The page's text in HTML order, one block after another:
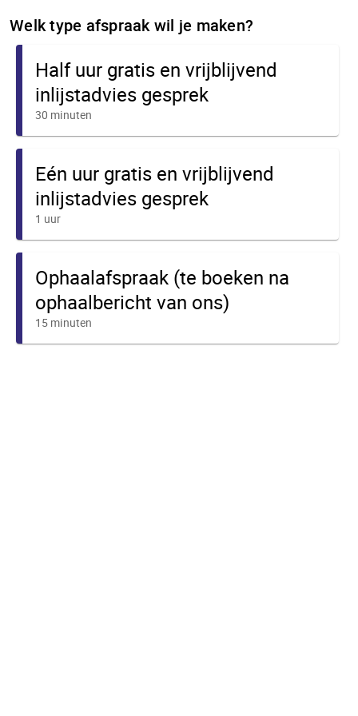
Welk type afspraak wil je maken?
Half uur gratis en vrijblijvend
inlijstadvies gesprek
30 minuten
Eén uur gratis en vrijblijvend
inlijstadvies gesprek
1 uur
Ophaalafspraak (te boeken na
ophaalbericht van ons)
15 minuten